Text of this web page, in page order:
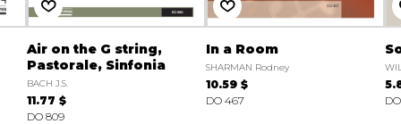
Air on the G string,
Pastorale, Sinfonia
BACH J.S.
11.77 $
DO 809
In a Room
SHARMAN Rodney
10.59 $
DO 467